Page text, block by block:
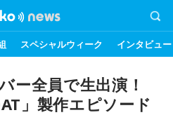
スペシャルウィーク インタビュー
全員で生出演！
」製作エピソード